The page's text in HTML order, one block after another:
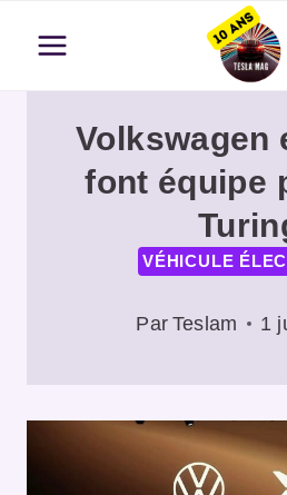
contenu
Volkswagen
font équipe
VÉHICULE
Par Teslam 1